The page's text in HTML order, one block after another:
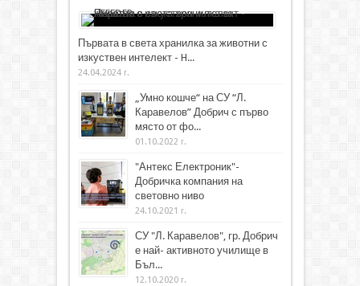
Първата в света хранилка за животни с
изкуствен интелект - H...
24.04.2024 г.
„Умно кошче“ на СУ “Л.
Каравелов” Добрич с първо
място от фо...
01.10.2022 г.
"Антекс Електроник"-
Добричка компания на
световно ниво
24.10.2021 г.
СУ "Л. Каравелов", гр. Добрич
е най- активното училище в
Бъл...
12.10.2020 г.